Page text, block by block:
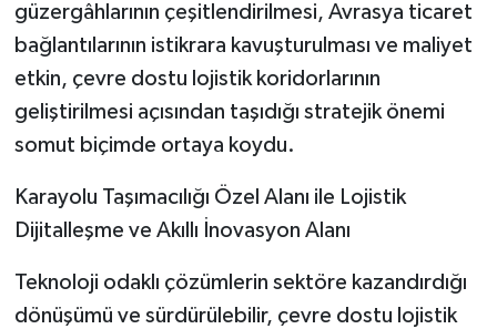
güzergâhlarının çeşitlendirilmesi, Avrasya ticaret
bağlantılarının istikrara kavuşturulması ve maliyet
etkin, çevre dostu lojistik koridorlarının
geliştirilmesi açısından taşıdığı stratejik önemi
somut biçimde ortaya koydu.
Karayolu Taşımacılığı Özel Alanı ile Lojistik
Dijitalleşme ve Akıllı İnovasyon Alanı
Teknoloji odaklı çözümlerin sektöre kazandırdığı
dönüşümü ve sürdürülebilir, çevre dostu lojistik